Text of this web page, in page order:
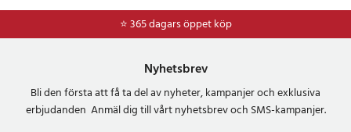
⭐ 365 dagars öppet köp
⭐Frakt 49kr *
Nyhetsbrev
Bli den första att få ta del av nyheter, kampanjer och exklusiva
erbjudanden Anmäl dig till vårt nyhetsbrev och SMS-kampanjer.